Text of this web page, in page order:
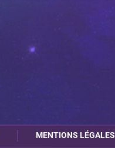
MENTIONS LÉGALES